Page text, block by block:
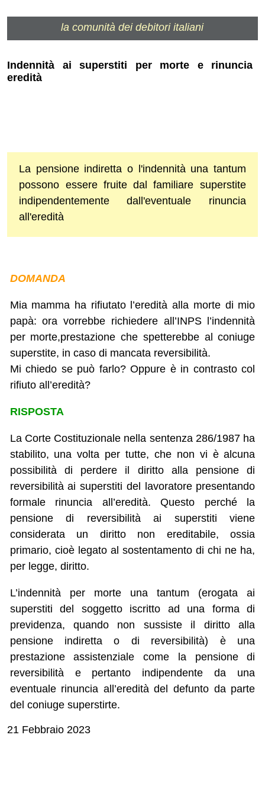
la comunità dei debitori italiani
Indennità ai superstiti per morte e rinuncia
eredità
La pensione indiretta o l'indennità una tantum
possono essere fruite dal familiare superstite
indipendentemente dall'eventuale rinuncia
all'eredità
DOMANDA
Mia mamma ha rifiutato l’eredità alla morte di mio
papà: ora vorrebbe richiedere all’INPS l’indennità
per morte,prestazione che spetterebbe al coniuge
superstite, in caso di mancata reversibilità.
Mi chiedo se può farlo? Oppure è in contrasto col
rifiuto all’eredità?
RISPOSTA
La Corte Costituzionale nella sentenza 286/1987 ha
stabilito, una volta per tutte, che non vi è alcuna
possibilità di perdere il diritto alla pensione di
reversibilità ai superstiti del lavoratore presentando
formale rinuncia all’eredità. Questo perché la
pensione di reversibilità ai superstiti viene
considerata un diritto non ereditabile, ossia
primario, cioè legato al sostentamento di chi ne ha,
per legge, diritto.
L’indennità per morte una tantum (erogata ai
superstiti del soggetto iscritto ad una forma di
previdenza, quando non sussiste il diritto alla
pensione indiretta o di reversibilità) è una
prestazione assistenziale come la pensione di
reversibilità e pertanto indipendente da una
eventuale rinuncia all’eredità del defunto da parte
del coniuge superstirte.
21 Febbraio 2023